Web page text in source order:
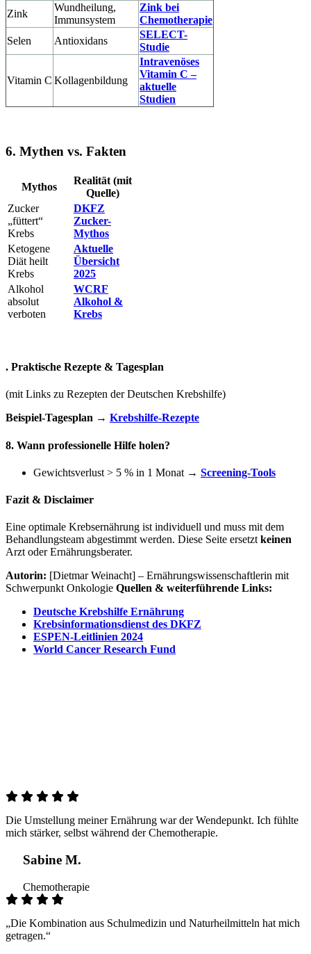
Zink
Wundheilung,
Immunsystem
Zink bei
Chemotherapie
Selen
Antioxidans
SELECT-
Studie
Vitamin C Kollagenbildung
Intravenöses
Vitamin C –
aktuelle
Studien
6. Mythen vs. Fakten
Mythos
Realität (mit
Quelle)
Zucker
„füttert“
Krebs
DKFZ
Zucker-
Mythos
Ketogene
Diät heilt
Krebs
Aktuelle
Übersicht
2025
Alkohol
absolut
verboten
WCRF
Alkohol &
Krebs
. Praktische Rezepte & Tagesplan
(mit Links zu Rezepten der Deutschen Krebshilfe)
Beispiel-Tagesplan → Krebshilfe-Rezepte
8. Wann professionelle Hilfe holen?
Gewichtsverlust > 5 % in 1 Monat → Screening-Tools
Fazit & Disclaimer
Eine optimale Krebsernährung ist individuell und muss mit dem
Behandlungsteam abgestimmt werden. Diese Seite ersetzt keinen
Arzt oder Ernährungsberater.
Autorin: [Dietmar Weinacht] – Ernährungswissenschaftlerin mit
Schwerpunkt Onkologie Quellen & weiterführende Links:
Deutsche Krebshilfe Ernährung
Krebsinformationsdienst des DKFZ
ESPEN-Leitlinien 2024
World Cancer Research Fund
Die Umstellung meiner Ernährung war der Wendepunkt. Ich fühlte
mich stärker, selbst während der Chemotherapie.
Sabine M.
Chemotherapie
„Die Kombination aus Schulmedizin und Naturheilmitteln hat mich
getragen.“